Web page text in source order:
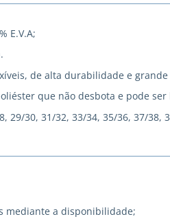
E.V.A;
de alta durabilidade e
que não desbota e pode
30, 31/32, 33/34, 35/36, 37/38,
mediante a disponibilidade;